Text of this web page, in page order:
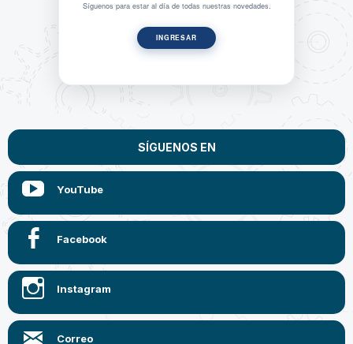
Síguenos para estar al día de todas nuestras novedades.
INGRESAR
SÍGUENOS EN
YouTube
Facebook
Instagram